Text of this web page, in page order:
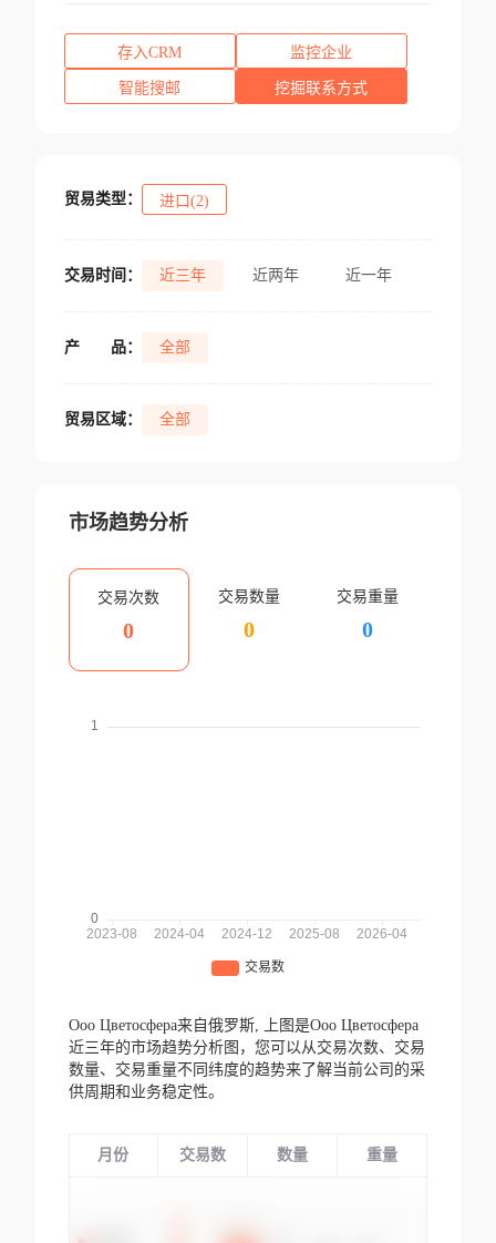
存入CRM 监控企业
智能搜邮 挖掘联系方式
贸易类型： 进口(2)
交易时间： 近三年 近两年 近一年
产 品： 全部
贸易区域： 全部
市场趋势分析
交易次数
0
交易数量
0
交易重量
0
Ооо Цветосфера来自俄罗斯,
上图是Ооо Цветосфера
近三年的市场趋势分析图，您可以从交易次数、交易
数量、交易重量不同纬度的趋势来了解当前公司的采
供周期和业务稳定性。
月份 交易数 数量 重量